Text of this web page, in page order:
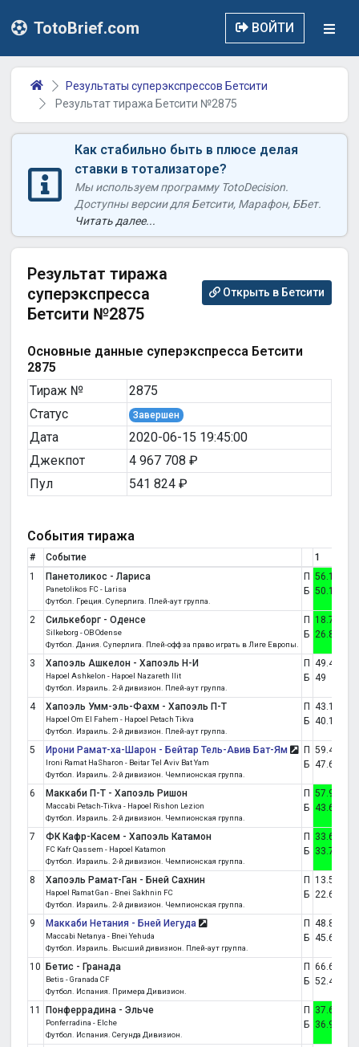
TotoBrief.com ВОЙТИ
Результаты суперэкспрессов Бетсити
Результат тиража Бетсити №2875
Как стабильно быть в плюсе делая
ставки в тотализаторе?
Мы используем программу TotoDecision.
Доступны версии для Бетсити, Марафон, ББет.
Читать далее...
Результат тиража
суперэкспресса
Бетсити №2875
Открыть в Бетсити
Основные данные суперэкспресса Бетсити
2875
Тираж №
2875
Статус
Завершен
Дата
2020-06-15 19:45:00
Джекпот
4 967 708 ₽
Пул
541 824 ₽
События тиража
# Событие 1
1
Панетоликос - Лариса
Panetolikos FC - Larisa
Футбол. Греция. Суперлига. Плей-аут группа.
П
Б
56.1
50.1
2 Силькеборг - Оденсе
Silkeborg - OB Odense
Футбол. Дания. Суперлига. Плей-офф за право играть в Лиге Европы.
П
Б
18.7
26.8
3 Хапоэль Ашкелон - Хапоэль Н-И
Hapoel Ashkelon - Hapoel Nazareth Ilit
Футбол. Израиль. 2-й дивизион. Плей-аут группа.
П
Б
49.4
49
4 Хапоэль Умм-эль-Фахм - Хапоэль П-Т
Hapoel Om El Fahem - Hapoel Petach Tikva
Футбол. Израиль. 2-й дивизион. Плей-аут группа.
П
Б
43.1
40.1
5 Ирони Рамат-ха-Шарон - Бейтар Тель-Авив Бат-Ям
Ironi Ramat HaSharon - Beitar Tel Aviv Bat Yam
Футбол. Израиль. 2-й дивизион. Чемпионская группа.
П
Б
59.4
47.6
6 Маккаби П-Т - Хапоэль Ришон
Maccabi Petach-Tikva - Hapoel Rishon Lezion
Футбол. Израиль. 2-й дивизион. Чемпионская группа.
П
Б
57.9
43.6
7 ФК Кафр-Касем - Хапоэль Катамон
FC Kafr Qassem - Hapoel Katamon
Футбол. Израиль. 2-й дивизион. Чемпионская группа.
П
Б
33.6
33.7
8 Хапоэль Рамат-Ган - Бней Сахнин
Hapoel Ramat Gan - Bnei Sakhnin FC
Футбол. Израиль. 2-й дивизион. Чемпионская группа.
П
Б
13.5
22.6
9 Маккаби Нетания - Бней Иегуда
Maccabi Netanya - Bnei Yehuda
Футбол. Израиль. Высший дивизион. Плей-аут группа.
П
Б
48.8
45.6
10 Бетис - Гранада
Betis - Granada CF
Футбол. Испания. Примера Дивизион.
П
Б
66.6
52.4
11 Понферрадина - Эльче
Ponferradina - Elche
Футбол. Испания. Сегунда Дивизион.
П
Б
37.6
36.9